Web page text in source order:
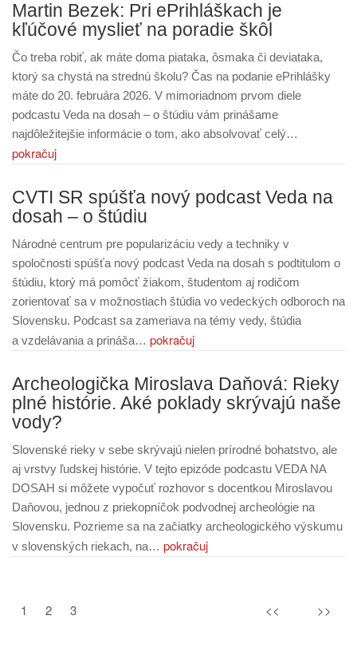
Martin Bezek: Pri ePrihláškach je
kľúčové myslieť na poradie škôl
Čo treba robiť, ak máte doma piataka, ôsmaka či deviataka,
ktorý sa chystá na strednú školu? Čas na podanie ePrihlášky
máte do 20. februára 2026. V mimoriadnom prvom diele
podcastu Veda na dosah – o štúdiu vám prinášame
najdôležitejšie informácie o tom, ako absolvovať celý…
pokračuj
CVTI SR spúšťa nový podcast Veda na
dosah – o štúdiu
Národné centrum pre popularizáciu vedy a techniky v
spoločnosti spúšťa nový podcast Veda na dosah s podtitulom o
štúdiu, ktorý má pomôcť žiakom, študentom aj rodičom
zorientovať sa v možnostiach štúdia vo vedeckých odboroch na
Slovensku. Podcast sa zameriava na témy vedy, štúdia
a vzdelávania a prináša… pokračuj
Archeologička Miroslava Daňová: Rieky
plné histórie. Aké poklady skrývajú naše
vody?
Slovenské rieky v sebe skrývajú nielen prírodné bohatstvo, ale
aj vrstvy ľudskej histórie. V tejto epizóde podcastu VEDA NA
DOSAH si môžete vypočuť rozhovor s docentkou Miroslavou
Daňovou, jednou z priekopníčok podvodnej archeológie na
Slovensku. Pozrieme sa na začiatky archeologického výskumu
v slovenských riekach, na… pokračuj
<<
1 2 3 >>